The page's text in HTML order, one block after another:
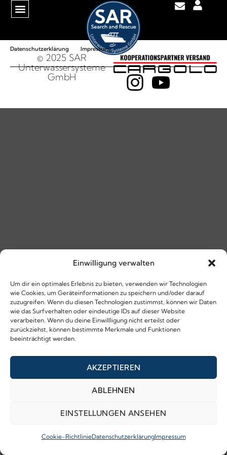
Einwilligung verwalten
Um dir ein optimales Erlebnis zu bieten, verwenden wir Technologien
wie Cookies, um Geräteinformationen zu speichern und/oder darauf
zuzugreifen. Wenn du diesen Technologien zustimmst, können wir Daten
wie das Surfverhalten oder eindeutige IDs auf dieser Website
verarbeiten. Wenn du deine Einwillligung nicht erteilst oder
zurückziehst, können bestimmte Merkmale und Funktionen
beeinträchtigt werden.
AKZEPTIEREN
ABLEHNEN
EINSTELLUNGEN ANSEHEN
Cookie-RichtlinieDatenschutzerklärungImpressum
Gib hier deine Überschrift ein
Datenschutzerklärung Impressum
© 2025 SAR
Unterwassersysteme
GmbH